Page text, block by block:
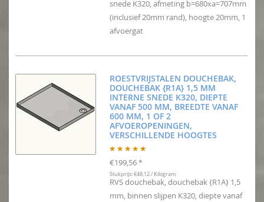
snede K320, afmeting b=680xa=707mm
(inclusief 20mm rand), hoogte 20mm, 1
afvoergat
ROESTVRIJSTALEN DOUCHEBAK,
DOUCHEBAK {R1A} 1,5 MM
INTERNE SNEDE K320, DIEPTE
VANAF 500 MM, BREEDTE VANAF
600 MM, 1 OF 2
AFVOEROPENINGEN,
VERSCHILLENDE HOOGTES
€199,56 *
Stukprijs: €48,12 / Kilogram
RVS douchebak, douchebak {R1A} 1,5
mm, binnen slijpen K320, diepte vanaf